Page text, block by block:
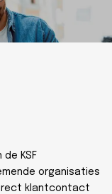
KSF
organisaties
klantcontact